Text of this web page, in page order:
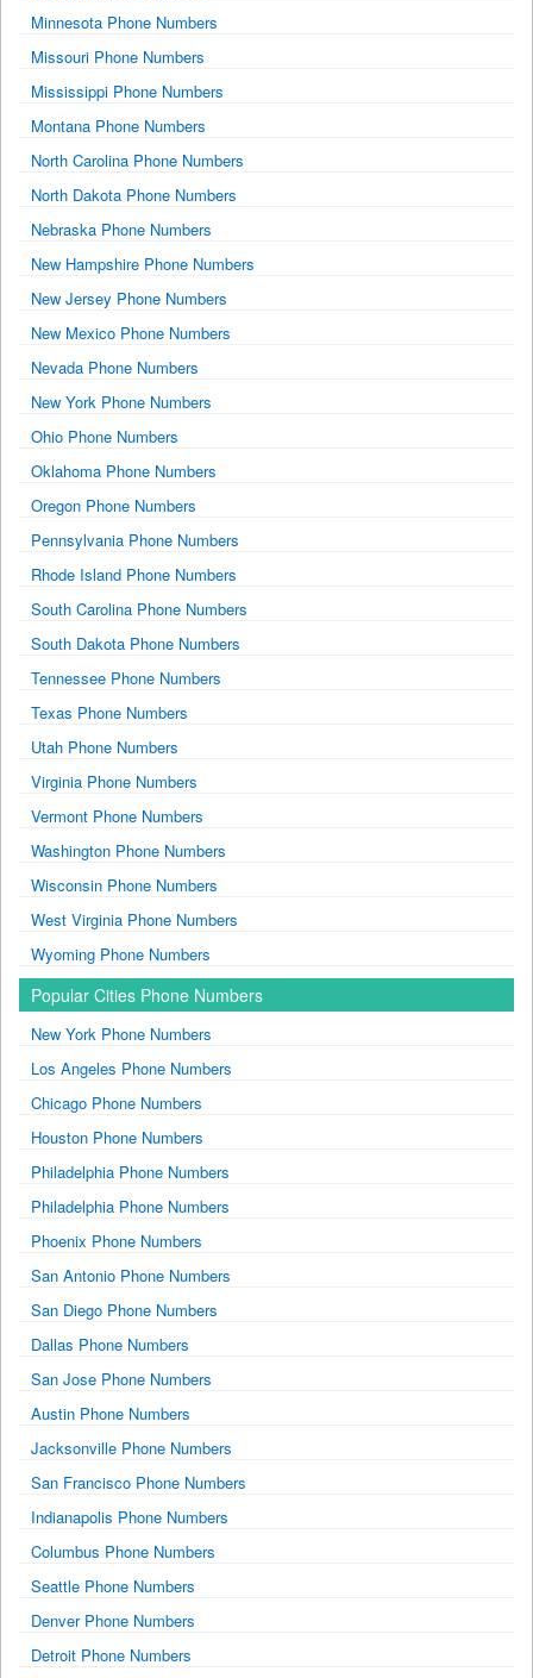
Minnesota Phone Numbers
Missouri Phone Numbers
Mississippi Phone Numbers
Montana Phone Numbers
North Carolina Phone Numbers
North Dakota Phone Numbers
Nebraska Phone Numbers
New Hampshire Phone Numbers
New Jersey Phone Numbers
New Mexico Phone Numbers
Nevada Phone Numbers
New York Phone Numbers
Ohio Phone Numbers
Oklahoma Phone Numbers
Oregon Phone Numbers
Pennsylvania Phone Numbers
Rhode Island Phone Numbers
South Carolina Phone Numbers
South Dakota Phone Numbers
Tennessee Phone Numbers
Texas Phone Numbers
Utah Phone Numbers
Virginia Phone Numbers
Vermont Phone Numbers
Washington Phone Numbers
Wisconsin Phone Numbers
West Virginia Phone Numbers
Wyoming Phone Numbers
Popular Cities Phone Numbers
New York Phone Numbers
Los Angeles Phone Numbers
Chicago Phone Numbers
Houston Phone Numbers
Philadelphia Phone Numbers
Philadelphia Phone Numbers
Phoenix Phone Numbers
San Antonio Phone Numbers
San Diego Phone Numbers
Dallas Phone Numbers
San Jose Phone Numbers
Austin Phone Numbers
Jacksonville Phone Numbers
San Francisco Phone Numbers
Indianapolis Phone Numbers
Columbus Phone Numbers
Seattle Phone Numbers
Denver Phone Numbers
Detroit Phone Numbers